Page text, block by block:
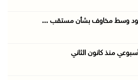
وسط مخاوف بشأن مستقب ...
منذ كانون الثاني